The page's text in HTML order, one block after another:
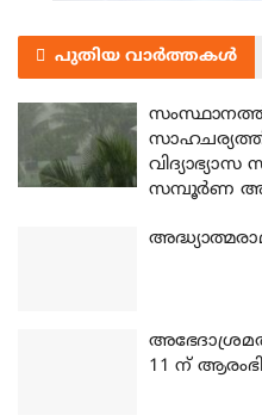
പുതിയ വാർത്തകൾ
സമ്പൂർണ
11 ന്